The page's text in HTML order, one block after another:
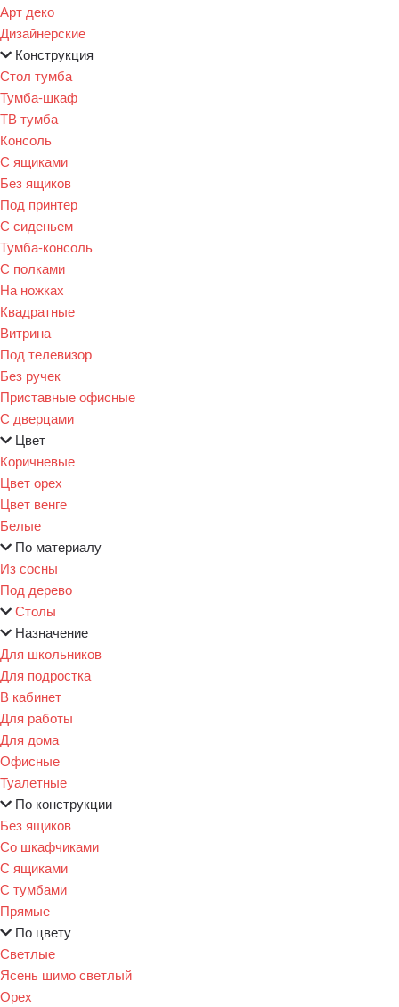
Арт деко
Дизайнерские
Конструкция
Стол тумба
Тумба-шкаф
ТВ тумба
Консоль
С ящиками
Без ящиков
Под принтер
С сиденьем
Тумба-консоль
С полками
На ножках
Квадратные
Витрина
Под телевизор
Без ручек
Приставные офисные
С дверцами
Цвет
Коричневые
Цвет орех
Цвет венге
Белые
По материалу
Из сосны
Под дерево
Столы
Назначение
Для школьников
Для подростка
В кабинет
Для работы
Для дома
Офисные
Туалетные
По конструкции
Без ящиков
Со шкафчиками
С ящиками
С тумбами
Прямые
По цвету
Светлые
Ясень шимо светлый
Орех